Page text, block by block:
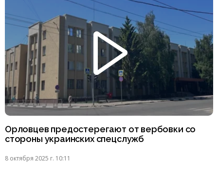
Орловцев предостерегают от вербовки со
стороны украинских спецслужб
8 октября 2025 г. 10:11